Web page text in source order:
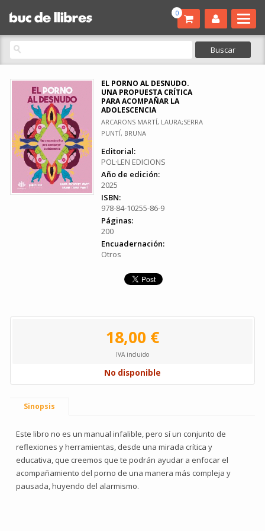
0
EL PORNO AL DESNUDO.
UNA PROPUESTA CRÍTICA
PARA ACOMPAÑAR LA
ADOLESCENCIA
ARCARONS MARTÍ, LAURA;SERRA
PUNTÍ, BRUNA
Editorial:
POL·LEN EDICIONS
Año de edición:
2025
ISBN:
978-84-10255-86-9
Páginas:
200
Encuadernación:
Otros
18,00 €
IVA incluido
No disponible
Sinopsis
Este libro no es un manual infalible, pero sí un conjunto de
reflexiones y herramientas, desde una mirada crítica y
educativa, que creemos que te podrán ayudar a enfocar el
acompañamiento del porno de una manera más compleja y
pausada, huyendo del alarmismo.